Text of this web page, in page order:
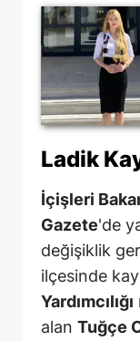
Ladik
İçişleri
Gazete'de
değişiklik
ilçesinde
Yardımcılığı
alan Tuğçe